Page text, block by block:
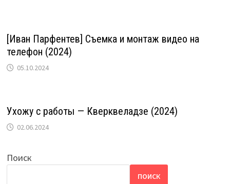
[Иван Парфентев] Съемка и монтаж видео на
телефон (2024)
05.10.2024
Ухожу с работы — Кверквеладзе (2024)
02.06.2024
Поиск
ПОИСК